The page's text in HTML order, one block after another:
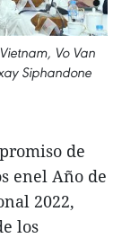
Vo Van
Siphandone
de
enel Año de
2022,
los